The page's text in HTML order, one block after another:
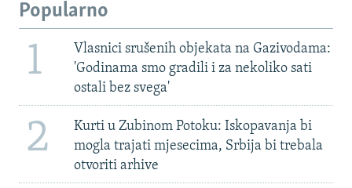
Popularno
1
Vlasnici srušenih objekata na Gazivodama:
'Godinama smo gradili i za nekoliko sati
ostali bez svega'
2
Kurti u Zubinom Potoku: Iskopavanja bi
mogla trajati mjesecima, Srbija bi trebala
otvoriti arhive